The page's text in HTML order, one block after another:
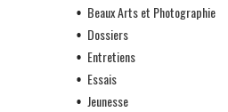
Beaux Arts et Photographie
Dossiers
Entretiens
Essais
Jeunesse